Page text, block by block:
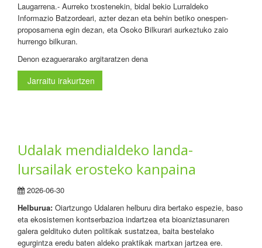
Laugarrena.- Aurreko txostenekin, bidal bekio Lurraldeko
Informazio Batzordeari, azter dezan eta behin betiko onespen-
proposamena egin dezan, eta Osoko Bilkurari aurkeztuko zaio
hurrengo bilkuran.
Denon ezaguerarako argitaratzen dena
Jarraitu irakurtzen
Udalak mendialdeko landa-
lursailak erosteko kanpaina
2026-06-30
Helburua: Oiartzungo Udalaren helburu dira bertako espezie, baso
eta ekosistemen kontserbazioa indartzea eta bioaniztasunaren
galera geldituko duten politikak sustatzea, baita bestelako
egurgintza eredu baten aldeko praktikak martxan jartzea ere.